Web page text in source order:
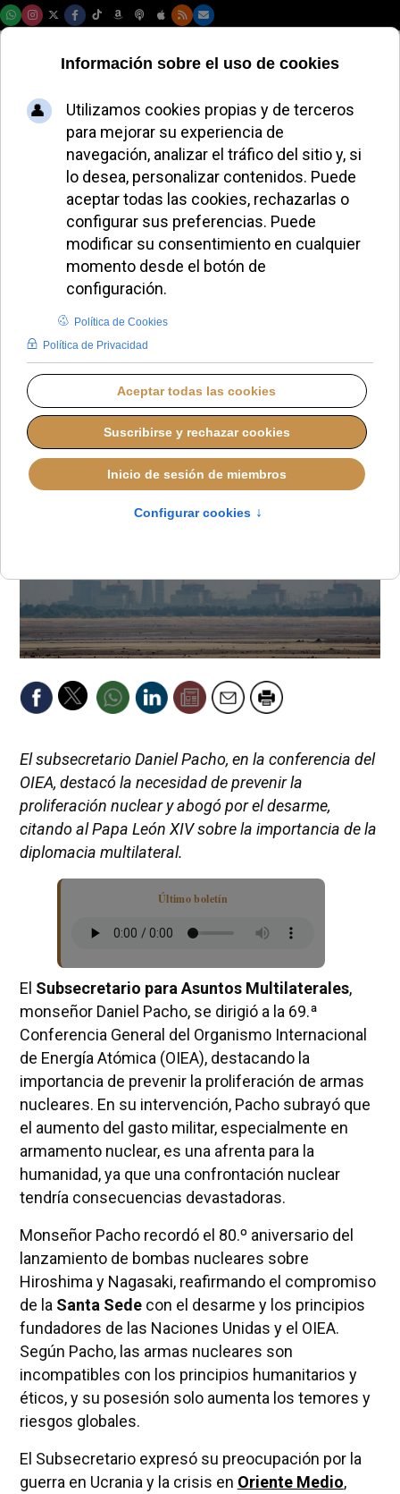
Monseñor Pacho
promueve el
desarme nuclear en
la conferencia del
OIEA
ALMUDENA RODRIGO
MIÉRCOLES, 17 SEPTIEMBRE 2025 13:52
El subsecretario Daniel Pacho, en la conferencia del
OIEA, destacó la necesidad de prevenir la
proliferación nuclear y abogó por el desarme,
citando al Papa León XIV sobre la importancia de la
diplomacia multilateral.
Último boletín
El Subsecretario para Asuntos Multilaterales,
monseñor Daniel Pacho, se dirigió a la 69.ª
Conferencia General del Organismo Internacional
de Energía Atómica (OIEA), destacando la
importancia de prevenir la proliferación de armas
nucleares. En su intervención, Pacho subrayó que
el aumento del gasto militar, especialmente en
armamento nuclear, es una afrenta para la
humanidad, ya que una confrontación nuclear
tendría consecuencias devastadoras.
Monseñor Pacho recordó el 80.º aniversario del
lanzamiento de bombas nucleares sobre
Hiroshima y Nagasaki, reafirmando el compromiso
de la Santa Sedecon el desarme y los principios
fundadores de las Naciones Unidas y el OIEA.
Según Pacho, las armas nucleares son
incompatibles con los principios humanitarios y
éticos, y su posesión solo aumenta los temores y
riesgos globales.
El Subsecretario expresó su preocupación por la
guerra en Ucrania y la crisis en Oriente Medio,